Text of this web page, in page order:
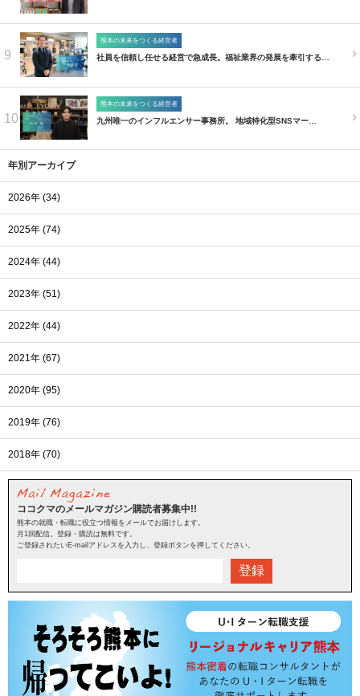
9
熊本の未来をつくる経営者
社員を信頼し任せる経営で急成長。福祉業界の発展を牽引する…
10
熊本の未来をつくる経営者
九州唯一のインフルエンサー事務所。 地域特化型SNSマー…
年別アーカイブ
2026年 (34)
2025年 (74)
2024年 (44)
2023年 (51)
2022年 (44)
2021年 (67)
2020年 (95)
2019年 (76)
2018年 (70)
ココクマのメールマガジン購読者募集中!!
熊本の就職・転職に役立つ情報をメールでお届けします。
月1回配信。登録・購読は無料です。
ご登録されたいE-mailアドレスを入力し、登録ボタンを押してください。
登録